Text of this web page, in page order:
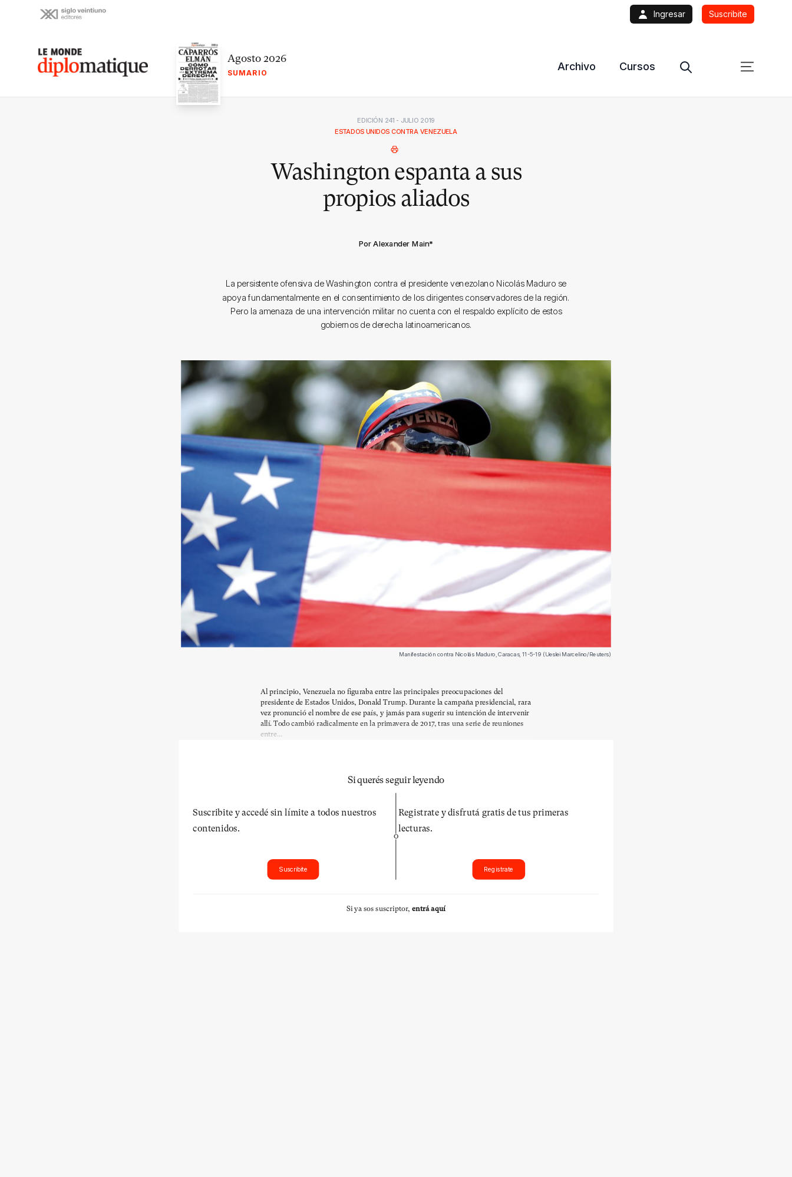
Ingresar Suscribite
Le monde diplomatique Agosto 2026
SUMARIO
Archivo Cursos
EDICIÓN 241 - JULIO 2019
ESTADOS UNIDOS CONTRA VENEZUELA
Washington espanta a sus
propios aliados
Por Alexander Main*
La persistente ofensiva de Washington contra el presidente venezolano Nicolás Maduro se
apoya fundamentalmente en el consentimiento de los dirigentes conservadores de la región.
Pero la amenaza de una intervención militar no cuenta con el respaldo explícito de estos
gobiernos de derecha latinoamericanos.
Manifestación contra Nicolás Maduro, Caracas, 11-5-19 (Ueslei Marcelino/Reuters)
Al principio, Venezuela no figuraba entre las principales preocupaciones del
presidente de Estados Unidos, Donald Trump. Durante la campaña presidencial, rara
vez pronunció el nombre de ese país, y jamás para sugerir su intención de intervenir
allí. Todo cambió radicalmente en la primavera de 2017, tras una serie de reuniones
entre...
Si querés seguir leyendo
Suscribite y accedé sin límite a todos nuestros
contenidos.
Suscribite
O
Registrate y disfrutá gratis de tus primeras
lecturas.
Registrate
Si ya sos suscriptor, entrá aquí